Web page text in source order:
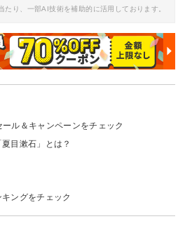
り、一部AI技術を補助的に活用しております。
ル＆キャンペーンをチェック
目漱石」とは？
ングをチェック